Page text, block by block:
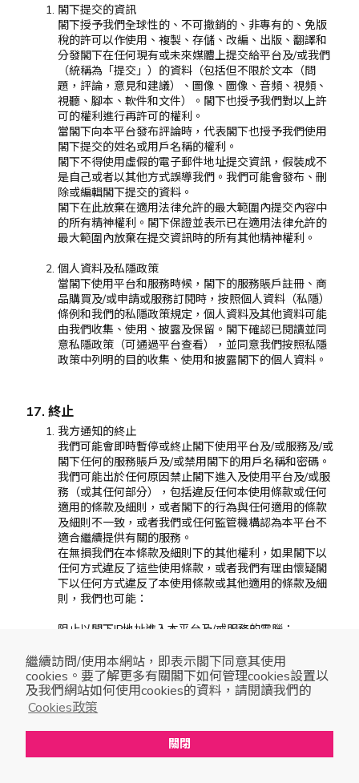
繼續訪問/使用本網站，即表示閣下同意其使用
cookies。要了解更多有關閣下如何管理cookies設置以
及我們網站如何使用cookies的資料，請閱讀我們的
Cookies政策
關閉
Open in mobile app Open
閣下提交的資訊
閣下授予我們全球性的、不可撤銷的、非專有的、免版
稅的許可以作使用、複製、存儲、改編、出版、翻譯和
分發閣下在任何現有或未來媒體上提交給平台及/或我們
（統稱為「提交」）的資料（包括但不限於文本（問
題，評論，意見和建議）、圖像、圖像、音頻、視頻、
視聽、腳本、軟件和文件）。閣下也授予我們對以上許
可的權利進行再許可的權利。
當閣下向本平台發布評論時，代表閣下也授予我們使用
閣下提交的姓名或用戶名稱的權利。
閣下不得使用虛假的電子郵件地址提交資訊，假裝成不
是自己或者以其他方式誤導我們。我們可能會發布、刪
除或編輯閣下提交的資料。
閣下在此放棄在適用法律允許的最大範圍內提交內容中
的所有精神權利。閣下保證並表示已在適用法律允許的
最大範圍內放棄在提交資訊時的所有其他精神權利。
個人資料及私隱政策
當閣下使用平台和服務時候，閣下的服務賬戶註冊、商
品購買及/或申請或服務訂閱時，按照個人資料（私隱）
條例和我們的私隱政策規定，個人資料及其他資料可能
由我們收集、使用、披露及保留。閣下確認已閱讀並同
意私隱政策（可通過平台查看），並同意我們按照私隱
政策中列明的目的收集、使用和披露閣下的個人資料。
17. 終止
我方通知的終止
我們可能會即時暫停或終止閣下使用平台及/或服務及/或
閣下任何的服務賬戶及/或禁用閣下的用戶名稱和密碼。
我們可能出於任何原因禁止閣下進入及使用平台及/或服
務（或其任何部分），包括違反任何本使用條款或任何
適用的條款及細則，或者閣下的行為與任何適用的條款
及細則不一致，或者我們或任何監管機構認為本平台不
適合繼續提供有關的服務。
在無損我們在本條款及細則下的其他權利，如果閣下以
任何方式違反了這些使用條款，或者我們有理由懷疑閣
下以任何方式違反了本使用條款或其他適用的條款及細
則，我們也可能：
阻止以閣下IP地址進入本平台及/或服務的電腦；
們停止閣下進入及使用本平台及/或服務；
對閣下採取法律行動，無論是基於違約或其他
原因;及/或
閣下提出的終止
閣下可以透過相關平台的聯絡資料，發出事先書面通知